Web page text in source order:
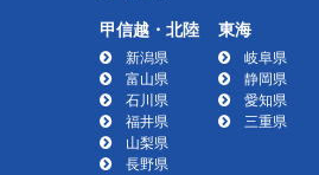
甲信越・北陸
新潟県
富山県
石川県
福井県
山梨県
長野県
東海
岐阜県
静岡県
愛知県
三重県